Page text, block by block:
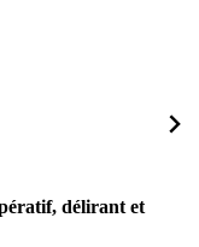
délirant et